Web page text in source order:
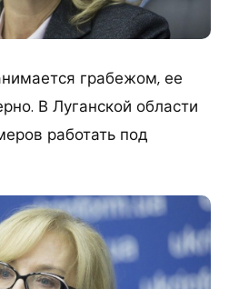
грабежом, ее
В Луганской области
работать под